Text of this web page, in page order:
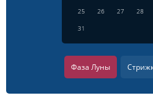
25
26 27 28
31
Фаза Луны